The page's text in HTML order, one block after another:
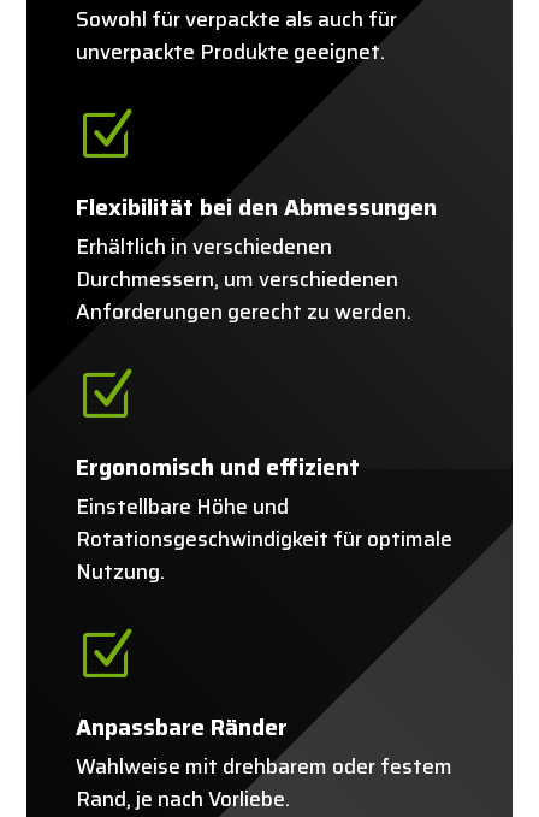
Sowohl für verpackte als auch für
unverpackte Produkte geeignet.
Z
Flexibilität bei den Abmessungen
Erhältlich in verschiedenen
Durchmessern, um verschiedenen
Anforderungen gerecht zu werden.
Z
Ergonomisch und effizient
Einstellbare Höhe und
Rotationsgeschwindigkeit für optimale
Nutzung.
Z
Anpassbare Ränder
Wahlweise mit drehbarem oder festem
Rand, je nach Vorliebe.